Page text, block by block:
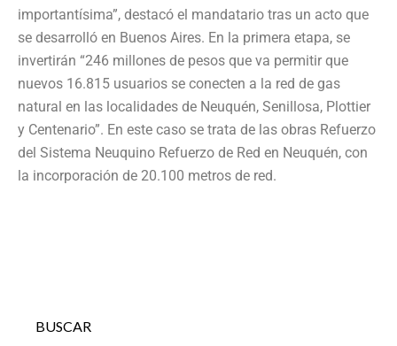
importantísima”, destacó el mandatario tras un acto que
se desarrolló en Buenos Aires. En la primera etapa, se
invertirán “246 millones de pesos que va permitir que
nuevos 16.815 usuarios se conecten a la red de gas
natural en las localidades de Neuquén, Senillosa, Plottier
y Centenario”. En este caso se trata de las obras Refuerzo
del Sistema Neuquino Refuerzo de Red en Neuquén, con
la incorporación de 20.100 metros de red.
BUSCAR